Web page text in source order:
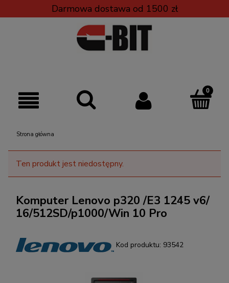
Darmowa dostawa od 1500 zł
Strona główna
Ten produkt jest niedostępny.
Komputer Lenovo p320 /E3 1245 v6/
16/512SD/p1000/Win 10 Pro
Kod produktu: 93542